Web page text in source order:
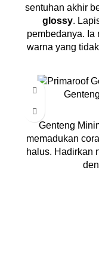
sentuhan akhir
glossy.
pembedanya. Ia
warna yang
Genteng
memadukan
halus. Hadirkan